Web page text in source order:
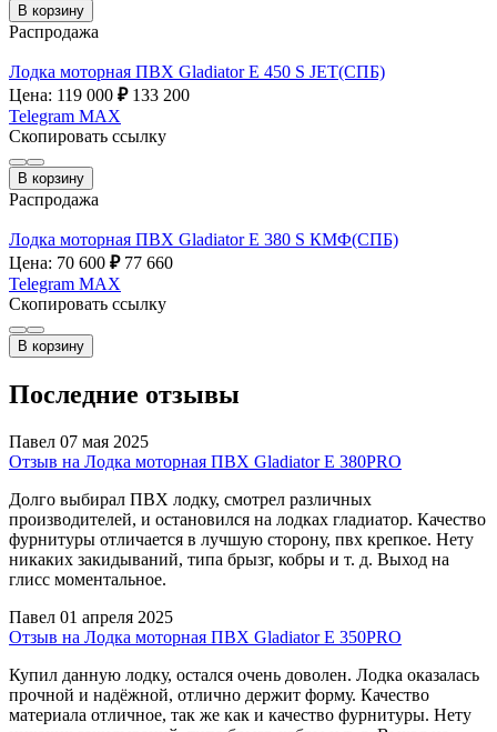
В корзину
Распродажа
Лодка моторная ПВХ Gladiator E 450 S JET(СПБ)
Цена: 119 000 ₽ 133 200
Telegram MAX
Скопировать ссылку
В корзину
Распродажа
Лодка моторная ПВХ Gladiator E 380 S КМФ(СПБ)
Цена: 70 600 ₽ 77 660
Telegram MAX
Скопировать ссылку
В корзину
Последние отзывы
Павел 07 мая 2025
Отзыв на Лодка моторная ПВХ Gladiator E 380PRO
Долго выбирал ПВХ лодку, смотрел различных
производителей, и остановился на лодках гладиатор. Качество
фурнитуры отличается в лучшую сторону, пвх крепкое. Нету
никаких закидываний, типа брызг, кобры и т. д. Выход на
глисс моментальное.
Павел 01 апреля 2025
Отзыв на Лодка моторная ПВХ Gladiator E 350PRO
Купил данную лодку, остался очень доволен. Лодка оказалась
прочной и надёжной, отлично держит форму. Качество
материала отличное, так же как и качество фурнитуры. Нету